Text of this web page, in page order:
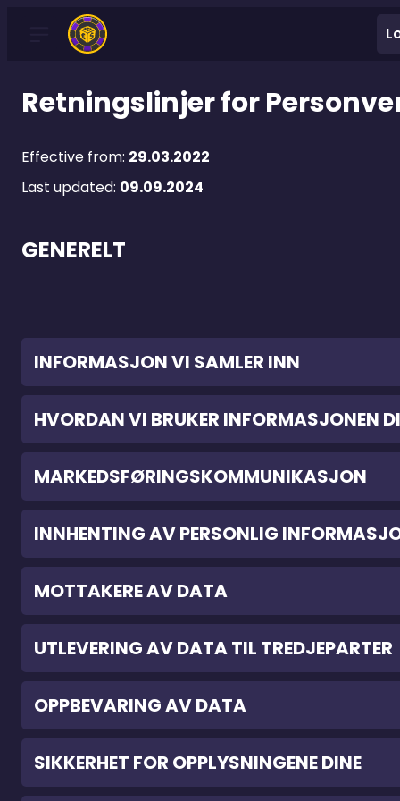
Retningslinjer for
Effective from: 29.03.2022
Last updated: 09.09.2024
GENERELT
INFORMASJON VI SAMLER INN
HVORDAN VI BRUKER INFORMASJONEN
MARKEDSFØRINGSKOMMUNIKASJON
INNHENTING AV PERSONLIG
MOTTAKERE AV DATA
UTLEVERING AV DATA TIL TREDJEPARTER
OPPBEVARING AV DATA
SIKKERHET FOR OPPLYSNINGENE DINE